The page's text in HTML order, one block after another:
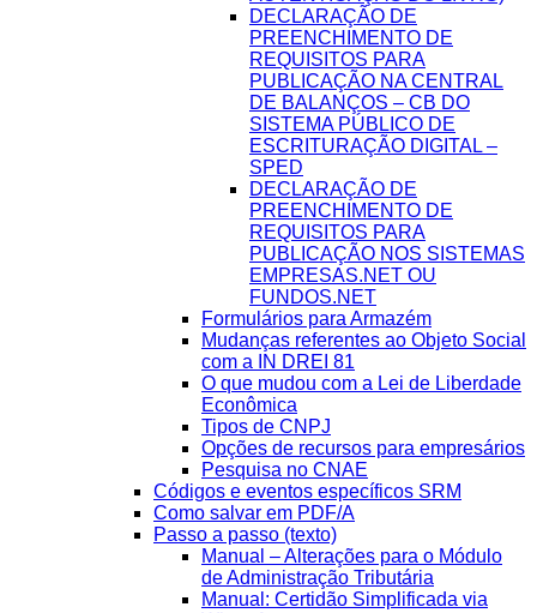
DECLARAÇÃO DE
PREENCHIMENTO DE
REQUISITOS PARA
PUBLICAÇÃO NA CENTRAL
DE BALANÇOS – CB DO
SISTEMA PÚBLICO DE
ESCRITURAÇÃO DIGITAL –
SPED
DECLARAÇÃO DE
PREENCHIMENTO DE
REQUISITOS PARA
PUBLICAÇÃO NOS SISTEMAS
EMPRESAS.NET OU
FUNDOS.NET
Formulários para Armazém
Mudanças referentes ao Objeto Social
com a IN DREI 81
O que mudou com a Lei de Liberdade
Econômica
Tipos de CNPJ
Opções de recursos para empresários
Pesquisa no CNAE
Códigos e eventos específicos SRM
Como salvar em PDF/A
Passo a passo (texto)
Manual – Alterações para o Módulo
de Administração Tributária
Manual: Certidão Simplificada via